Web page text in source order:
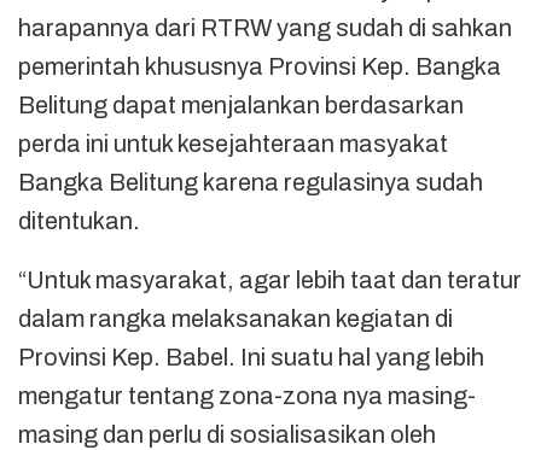
harapannya dari RTRW yang sudah di sahkan
pemerintah khususnya Provinsi Kep. Bangka
Belitung dapat menjalankan berdasarkan
perda ini untuk kesejahteraan masyakat
Bangka Belitung karena regulasinya sudah
ditentukan.
“Untuk masyarakat, agar lebih taat dan teratur
dalam rangka melaksanakan kegiatan di
Provinsi Kep. Babel. Ini suatu hal yang lebih
mengatur tentang zona-zona nya masing-
masing dan perlu di sosialisasikan oleh